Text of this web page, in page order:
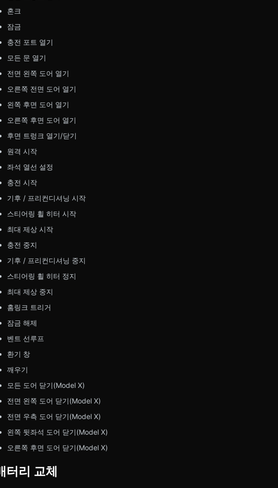
혼크
잠금
충전 포트 열기
모든 문 열기
전면 왼쪽 도어 열기
오른쪽 전면 도어 열기
왼쪽 후면 도어 열기
오른쪽 후면 도어 열기
후면 트렁크 열기/닫기
원격 시작
좌석 열선 설정
충전 시작
기후 / 프리컨디셔닝 시작
스티어링 휠 히터 시작
최대 제상 시작
충전 중지
기후 / 프리컨디셔닝 중지
스티어링 휠 히터 정지
최대 제상 중지
홈링크 트리거
잠금 해제
벤트 선루프
환기 창
깨우기
모든 도어 닫기(Model X)
전면 왼쪽 도어 닫기(Model X)
전면 우측 도어 닫기(Model X)
왼쪽 뒷좌석 도어 닫기(Model X)
오른쪽 후면 도어 닫기(Model X)
터리 교체